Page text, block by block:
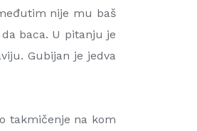
nije mu baš
baca. U pitanju je
Gubijan je jedva
takmičenje na kom